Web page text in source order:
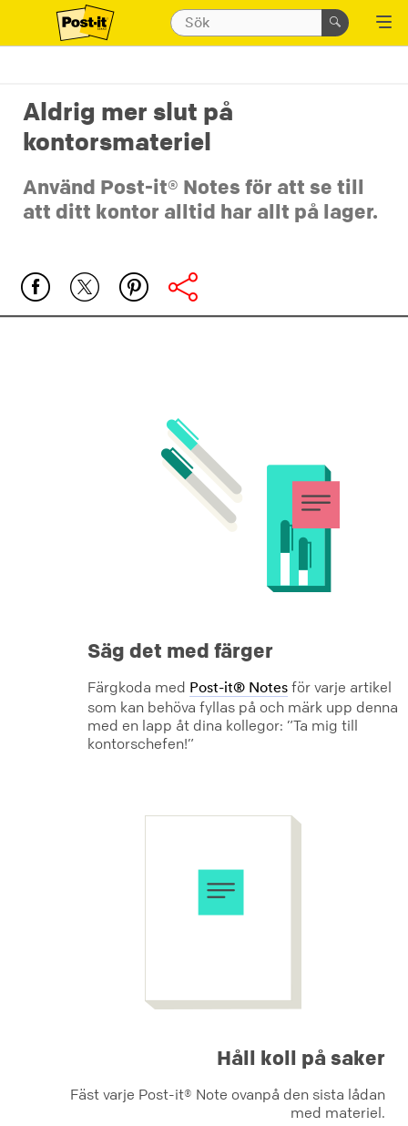
Aldrig mer slut på
kontorsmateriel
Använd Post-it® Notes för att se till
att ditt kontor alltid har allt på lager.
Säg det med färger
Färgkoda med Post-it® Notes för varje artikel
som kan behöva fyllas på och märk upp denna
med en lapp åt dina kollegor: ”Ta mig till
kontorschefen!”
Håll koll på saker
Fäst varje Post-it® Note ovanpå den sista lådan
med materiel.